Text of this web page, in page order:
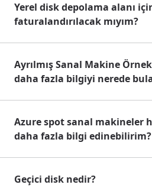
Yerel disk depolama alanı
faturalandırılacak mıyım?
Ayrılmış Sanal Makine
daha fazla bilgiyi nerede
Azure spot sanal makineler
daha fazla bilgi edinebilirim?
Geçici disk nedir?